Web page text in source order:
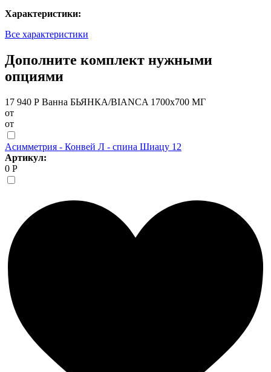
Характеристики:
Все характеристики
Дополните комплект нужными
опциями
17 940 Р Ванна БЬЯНКА/BIANCA 1700х700 МГ
от
от
Асимметрия - Конвей Л - спина Шиацу 12
Артикул:
0 Р